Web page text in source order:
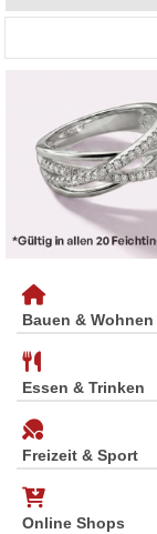
Bauen & Wohnen
Essen & Trinken
Freizeit & Sport
Online Shops